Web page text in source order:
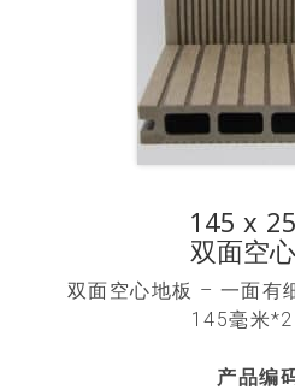
145 x
双面空
双面空心地板 – 一面有
145毫米
产品编